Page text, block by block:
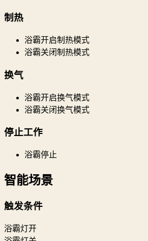
制热
浴霸开启制热模式
浴霸关闭制热模式
换气
浴霸开启换气模式
浴霸关闭换气模式
停止工作
浴霸停止
智能场景
触发条件
浴霸灯开